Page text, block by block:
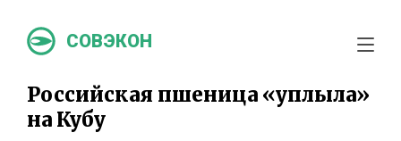
СОВЭКОН
Российская пшеница «уплыла»
на Кубу